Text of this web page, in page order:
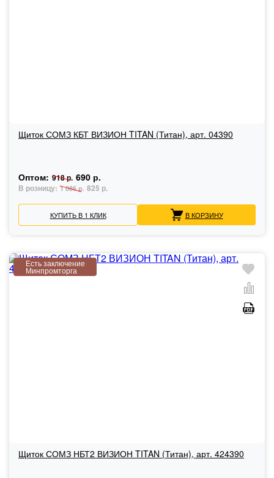
Щиток СОМЗ КБТ ВИЗИОН TITAN (Титан), арт. 04390
Оптом: 918 р. 690 р.
В розницу: 1 086 р. 825 р.
КУПИТЬ В 1 КЛИК В КОРЗИНУ
Есть заключение
Минпромторга
Щиток СОМЗ НБТ2 ВИЗИОН TITAN (Титан), арт. 424390